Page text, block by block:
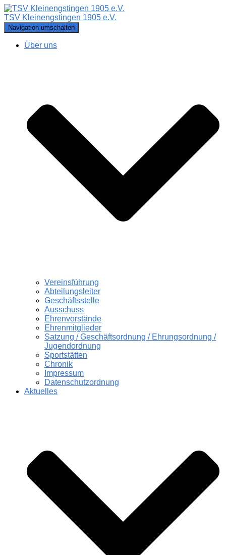
TSV Kleinengstingen 1905 e.V.
Navigation umschalten
Über uns
Vereinsführung
Abteilungsleiter
Geschäftsstelle
Ausschuss
Ehrenvorstände
Ehrenmitglieder
Satzung / Geschäftsordnung / Ehrungsordnung /
Jugendordnung
Sportstätten
Chronik
Impressum
Datenschutzordnung
Aktuelles